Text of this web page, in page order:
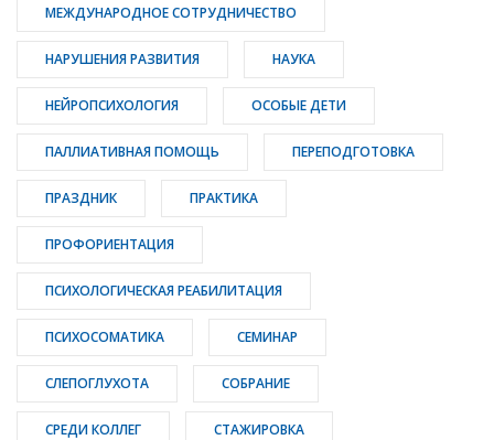
МЕЖДУНАРОДНОЕ СОТРУДНИЧЕСТВО
НАРУШЕНИЯ РАЗВИТИЯ НАУКА
НЕЙРОПСИХОЛОГИЯ ОСОБЫЕ ДЕТИ
ПАЛЛИАТИВНАЯ ПОМОЩЬ ПЕРЕПОДГОТОВКА
ПРАЗДНИК ПРАКТИКА
ПРОФОРИЕНТАЦИЯ
ПСИХОЛОГИЧЕСКАЯ РЕАБИЛИТАЦИЯ
ПСИХОСОМАТИКА СЕМИНАР
СЛЕПОГЛУХОТА СОБРАНИЕ
СРЕДИ КОЛЛЕГ СТАЖИРОВКА